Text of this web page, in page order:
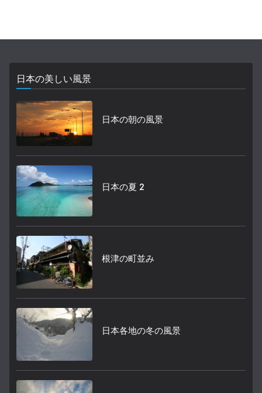
日本の美しい風景
日本の朝の風景
日本の夏 2
根津の町並み
日本各地の冬の風景